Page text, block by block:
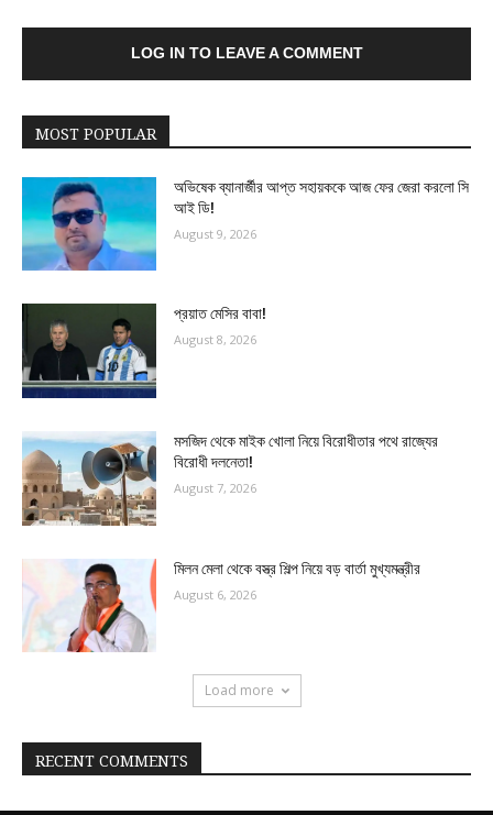
LOG IN TO LEAVE A COMMENT
MOST POPULAR
অভিষেক ব্যানার্জীর আপ্ত সহায়ককে আজ ফের জেরা করলো সি
আই ডি!
August 9, 2026
প্রয়াত মেসির বাবা!
August 8, 2026
মসজিদ থেকে মাইক খোলা নিয়ে বিরোধীতার পথে রাজ্যের
বিরোধী দলনেতা!
August 7, 2026
মিলন মেলা থেকে বস্ত্র শিল্প নিয়ে বড় বার্তা মুখ্যমন্ত্রীর
August 6, 2026
Load more
RECENT COMMENTS